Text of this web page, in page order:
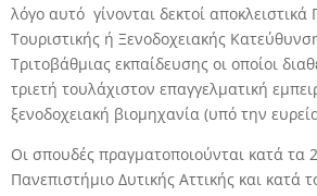
λόγο αυτό γίνονται δεκτοί
Τουριστικής ή Ξενοδοχειακής
Τριτοβάθμιας εκπαίδευσης οι οποίοι
τριετή τουλάχιστον επαγγελματική
ξενοδοχειακή βιομηχανία (υπό την
Οι σπουδές πραγματοποιούνται κατά τα
Πανεπιστήμιο Δυτικής Αττικής και κατά